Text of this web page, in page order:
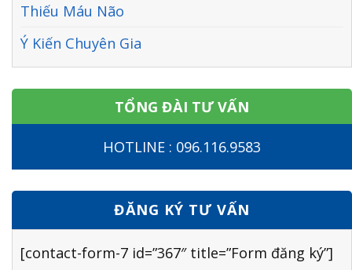
Thiếu Máu Não
Ý Kiến Chuyên Gia
TỔNG ĐÀI TƯ VẤN
HOTLINE : 096.116.9583
ĐĂNG KÝ TƯ VẤN
[contact-form-7 id=”367″ title=”Form đăng ký”]